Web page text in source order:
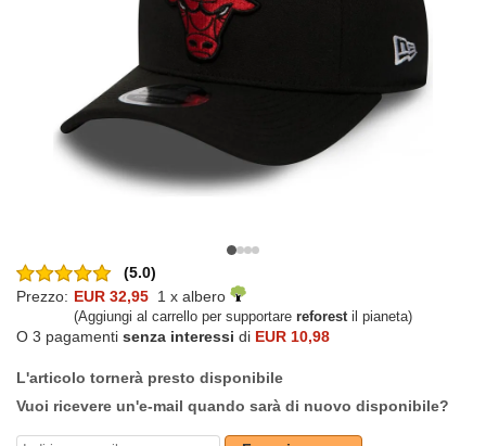
(5.0)
Prezzo: EUR 32,95 1 x albero
(Aggiungi al carrello per supportare reforestil pianeta)
O 3 pagamenti senza interessi di EUR 10,98
L'articolo tornerà presto disponibile
Vuoi ricevere un'e-mail quando sarà di nuovo disponibile?